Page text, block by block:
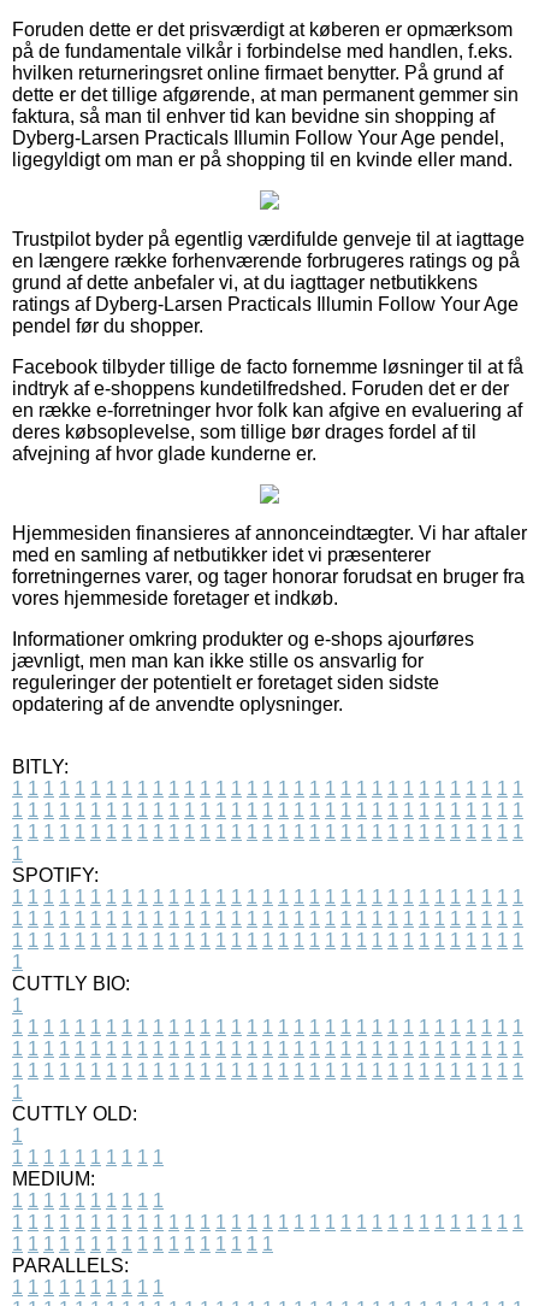
Foruden dette er det prisværdigt at køberen er opmærksom
på de fundamentale vilkår i forbindelse med handlen, f.eks.
hvilken returneringsret online firmaet benytter. På grund af
dette er det tillige afgørende, at man permanent gemmer sin
faktura, så man til enhver tid kan bevidne sin shopping af
Dyberg-Larsen Practicals Illumin Follow Your Age pendel,
ligegyldigt om man er på shopping til en kvinde eller mand.
Trustpilot byder på egentlig værdifulde genveje til at iagttage
en længere række forhenværende forbrugeres ratings og på
grund af dette anbefaler vi, at du iagttager netbutikkens
ratings af Dyberg-Larsen Practicals Illumin Follow Your Age
pendel før du shopper.
Facebook tilbyder tillige de facto fornemme løsninger til at få
indtryk af e-shoppens kundetilfredshed. Foruden det er der
en række e-forretninger hvor folk kan afgive en evaluering af
deres købsoplevelse, som tillige bør drages fordel af til
afvejning af hvor glade kunderne er.
Hjemmesiden finansieres af annonceindtægter. Vi har aftaler
med en samling af netbutikker idet vi præsenterer
forretningernes varer, og tager honorar forudsat en bruger fra
vores hjemmeside foretager et indkøb.
Informationer omkring produkter og e-shops ajourføres
jævnligt, men man kan ikke stille os ansvarlig for
reguleringer der potentielt er foretaget siden sidste
opdatering af de anvendte oplysninger.
BITLY:
1 1 1 1 1 1 1 1 1 1 1 1 1 1 1 1 1 1 1 1 1 1 1 1 1 1 1 1 1 1 1 1 1
1 1 1 1 1 1 1 1 1 1 1 1 1 1 1 1 1 1 1 1 1 1 1 1 1 1 1 1 1 1 1 1 1
1 1 1 1 1 1 1 1 1 1 1 1 1 1 1 1 1 1 1 1 1 1 1 1 1 1 1 1 1 1 1 1 1
1
SPOTIFY:
1 1 1 1 1 1 1 1 1 1 1 1 1 1 1 1 1 1 1 1 1 1 1 1 1 1 1 1 1 1 1 1 1
1 1 1 1 1 1 1 1 1 1 1 1 1 1 1 1 1 1 1 1 1 1 1 1 1 1 1 1 1 1 1 1 1
1 1 1 1 1 1 1 1 1 1 1 1 1 1 1 1 1 1 1 1 1 1 1 1 1 1 1 1 1 1 1 1 1
1
CUTTLY BIO:
1
1 1 1 1 1 1 1 1 1 1 1 1 1 1 1 1 1 1 1 1 1 1 1 1 1 1 1 1 1 1 1 1 1
1 1 1 1 1 1 1 1 1 1 1 1 1 1 1 1 1 1 1 1 1 1 1 1 1 1 1 1 1 1 1 1 1
1 1 1 1 1 1 1 1 1 1 1 1 1 1 1 1 1 1 1 1 1 1 1 1 1 1 1 1 1 1 1 1 1
1
CUTTLY OLD:
1
1 1 1 1 1 1 1 1 1 1
MEDIUM:
1 1 1 1 1 1 1 1 1 1
1 1 1 1 1 1 1 1 1 1 1 1 1 1 1 1 1 1 1 1 1 1 1 1 1 1 1 1 1 1 1 1 1
1 1 1 1 1 1 1 1 1 1 1 1 1 1 1 1 1
PARALLELS:
1 1 1 1 1 1 1 1 1 1